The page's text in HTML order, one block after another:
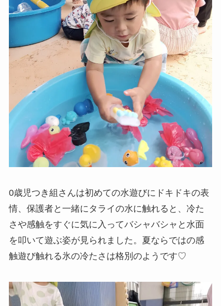
0歳児つき組さんは初めての水遊びにドキドキの表
情、保護者と一緒にタライの水に触れると、冷た
さや感触をすぐに気に入ってバシャバシャと水面
を叩いて遊ぶ姿が見られました。夏ならではの感
触遊び触れる氷の冷たさは格別のようです♡